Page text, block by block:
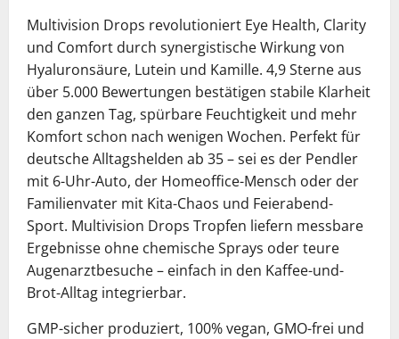
Multivision Drops revolutioniert Eye Health, Clarity
und Comfort durch synergistische Wirkung von
Hyaluronsäure, Lutein und Kamille. 4,9 Sterne aus
über 5.000 Bewertungen bestätigen stabile Klarheit
den ganzen Tag, spürbare Feuchtigkeit und mehr
Komfort schon nach wenigen Wochen. Perfekt für
deutsche Alltagshelden ab 35 – sei es der Pendler
mit 6-Uhr-Auto, der Homeoffice-Mensch oder der
Familienvater mit Kita-Chaos und Feierabend-
Sport. Multivision Drops Tropfen liefern messbare
Ergebnisse ohne chemische Sprays oder teure
Augenarztbesuche – einfach in den Kaffee-und-
Brot-Alltag integrierbar.
GMP-sicher produziert, 100% vegan, GMO-frei und